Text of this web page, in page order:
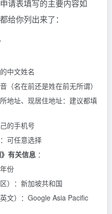
请表填写的主要内容如
给你列出来了：
中文姓名
（名在前还是姓在前无所谓）
地址、现居住地址：建议都填
的手机号
可任意选择
有关信息 ：
份
）：新加坡共和国
文）：Google Asia Pacific